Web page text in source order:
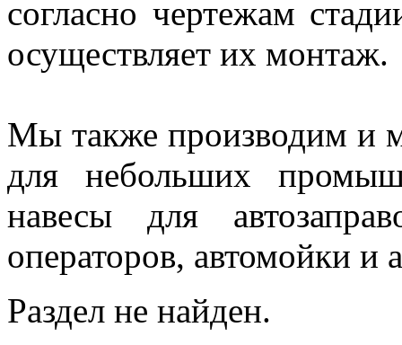
согласно чертежам
осуществляет их монтаж.
Мы также производим и
для небольших
навесы для
операторов, автомойки и
Раздел не найден.